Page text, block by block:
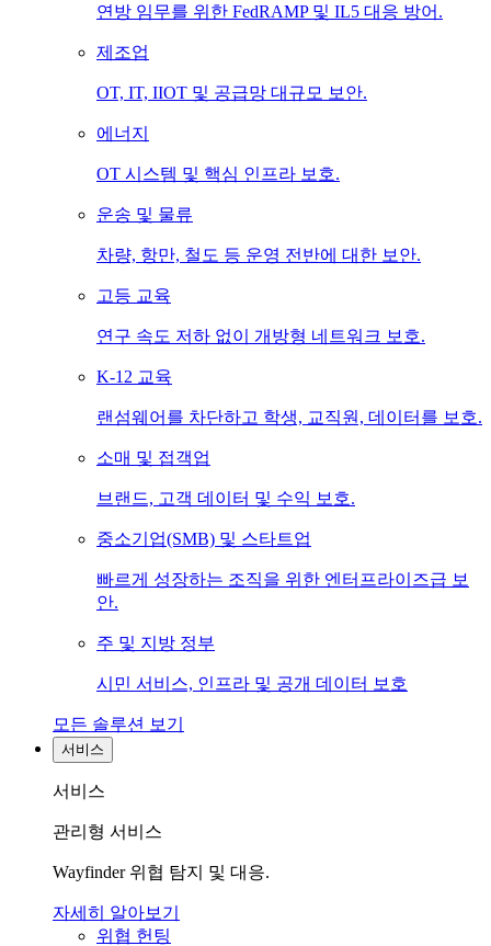
연방 임무를 위한 FedRAMP 및 IL5 대응 방어.
제조업
OT, IT, IIOT 및 공급망 대규모 보안.
에너지
OT 시스템 및 핵심 인프라 보호.
운송 및 물류
차량, 항만, 철도 등 운영 전반에 대한 보안.
고등 교육
연구 속도 저하 없이 개방형 네트워크 보호.
K-12 교육
랜섬웨어를 차단하고 학생, 교직원, 데이터를 보호.
소매 및 접객업
브랜드, 고객 데이터 및 수익 보호.
중소기업(SMB) 및 스타트업
빠르게 성장하는 조직을 위한 엔터프라이즈급 보
안.
주 및 지방 정부
시민 서비스, 인프라 및 공개 데이터 보호
모든 솔루션 보기
서비스
서비스
관리형 서비스
Wayfinder 위협 탐지 및 대응.
자세히 알아보기
위협 헌팅